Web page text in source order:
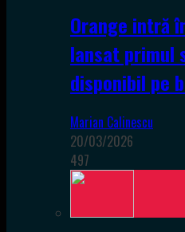
Orange intră
lansat primul
disponibil pe
Marian Calinescu
20/03/2026
497